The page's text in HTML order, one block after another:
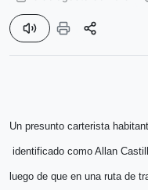
Un presunto carterista
identificado como Allan
luego de que en una ruta de